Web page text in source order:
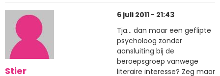
Stier
6 juli 2011 - 21:43
Tja... dan maar een geflipte
psycholoog zonder
aansluiting bij de
beroepsgroep vanwege
literaire interesse? Zeg maar